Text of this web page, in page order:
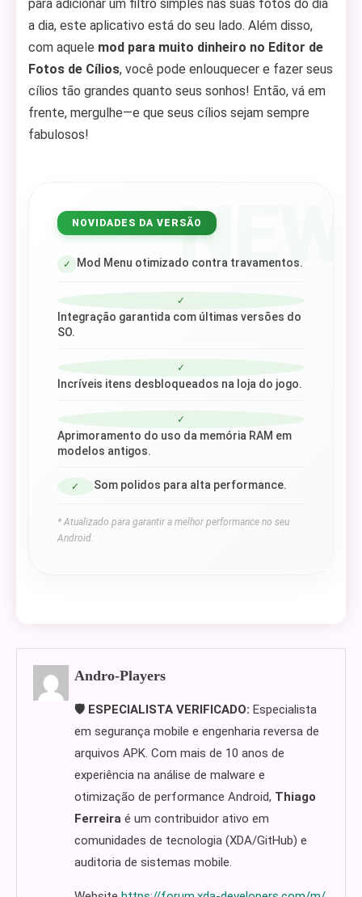
para adicionar um filtro simples nas suas fotos do dia
a dia, este aplicativo está do seu lado. Além disso,
com aquele mod para muito dinheiro no Editor de
Fotos de Cílios, você pode enlouquecer e fazer seus
cílios tão grandes quanto seus sonhos! Então, vá em
frente, mergulhe—e que seus cílios sejam sempre
fabulosos!
NEW
NOVIDADES DA VERSÃO
✓ Mod Menu otimizado contra travamentos.
✓
Integração garantida com últimas versões do
SO.
✓
Incríveis itens desbloqueados na loja do jogo.
✓
Aprimoramento do uso da memória RAM em
modelos antigos.
✓ Som polidos para alta performance.
* Atualizado para garantir a melhor performance no seu
Android.
Andro-Players
🛡️ ESPECIALISTA VERIFICADO: Especialista
em segurança mobile e engenharia reversa de
arquivos APK. Com mais de 10 anos de
experiência na análise de malware e
otimização de performance Android, Thiago
Ferreira é um contribuidor ativo em
comunidades de tecnologia (XDA/GitHub) e
auditoria de sistemas mobile.